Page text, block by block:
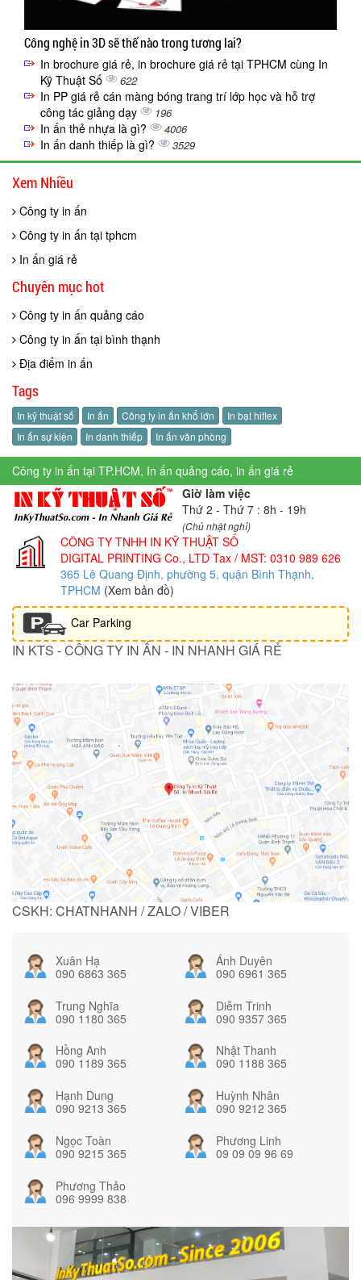
Công nghệ in 3D sẽ thế nào trong tương lai?
In brochure giá rẻ, in brochure giá rẻ tại TPHCM cùng In
Kỹ Thuật Số
622
In PP giá rẻ cán màng bóng trang trí lớp học và hỗ trợ
công tác giảng dạy
196
In ấn thẻ nhựa là gì? 4006
In ấn danh thiếp là gì? 3529
Xem Nhiều
Công ty in ấn
Công ty in ấn tại tphcm
In ấn giá rẻ
Chuyên mục hot
Công ty in ấn quảng cáo
Công ty in ấn tại bình thạnh
Địa điểm in ấn
Tags
In kỹ thuật số In ấn Công ty in ấn khổ lớn
In bạt hiflex
In ấn sự kiện
In danh thiếp In ấn văn phòng
Công ty in ấn tại TP.HCM, In ấn quảng cáo, in ấn giá rẻ
Giờ làm việc
Thứ 2 - Thứ 7 : 8h - 19h
(Chủ nhật nghỉ)
CÔNG TY TNHH IN KỸ THUẬT SỐ
DIGITAL PRINTING Co., LTD Tax / MST: 0310 989 626
365 Lê Quang Định, phường 5, quận Bình Thạnh,
TPHCM (Xem bản đồ)
Car Parking
IN KTS - CÔNG TY IN ẤN - IN NHANH GIÁ RẺ
CSKH: CHATNHANH / ZALO / VIBER
Xuân Hạ
090 6863 365
Ánh Duyên
090 6961 365
Trung Nghĩa
090 1180 365
Diễm Trinh
090 9357 365
Hồng Anh
090 1189 365
Nhật Thanh
090 1188 365
Hạnh Dung
090 9213 365
Huỳnh Nhân
090 9212 365
Ngọc Toàn
090 9215 365
Phương Linh
09 09 09 96 69
Phương Thảo
096 9999 838